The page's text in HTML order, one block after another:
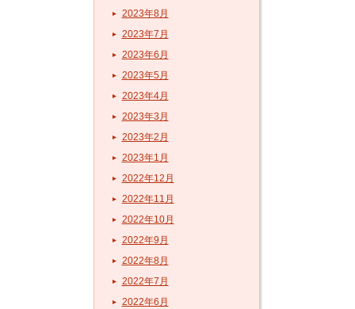
2023年8月
2023年7月
2023年6月
2023年5月
2023年4月
2023年3月
2023年2月
2023年1月
2022年12月
2022年11月
2022年10月
2022年9月
2022年8月
2022年7月
2022年6月